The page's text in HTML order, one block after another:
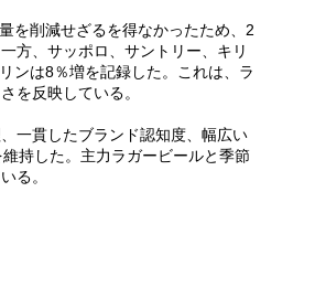
を削減せざるを得なかったため、2
方、サッポロ、サントリー、キリ
ンは8％増を記録した。これは、ラ
を反映している。
一貫したブランド認知度、幅広い
持した。主力ラガービールと季節
る。